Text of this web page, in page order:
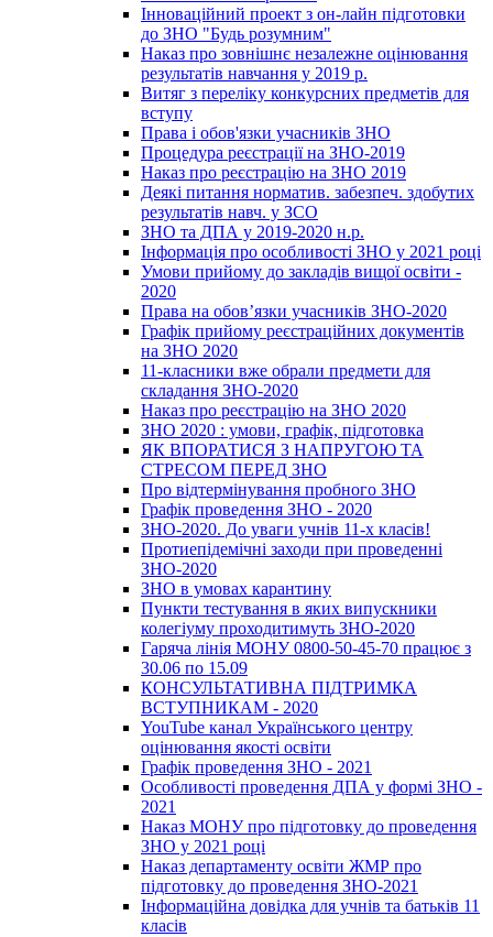
Інноваційний проект з он-лайн підготовки
до ЗНО "Будь розумним"
Наказ про зовнішнє незалежне оцінювання
результатів навчання у 2019 р.
Витяг з переліку конкурсних предметів для
вступу
Права і обов'язки учасників ЗНО
Процедура реєстрації на ЗНО-2019
Наказ про реєстрацію на ЗНО 2019
Деякі питання норматив. забезпеч. здобутих
результатів навч. у ЗСО
ЗНО та ДПА у 2019-2020 н.р.
Інформація про особливості ЗНО у 2021 році
Умови прийому до закладів вищої освіти -
2020
Права на обов’язки учасників ЗНО-2020
Графік прийому реєстраційних документів
на ЗНО 2020
11-класники вже обрали предмети для
складання ЗНО-2020
Наказ про реєстрацію на ЗНО 2020
ЗНО 2020 : умови, графік, підготовка
ЯК ВПОРАТИСЯ З НАПРУГОЮ ТА
СТРЕСОМ ПЕРЕД ЗНО
Про відтермінування пробного ЗНО
Графік проведення ЗНО - 2020
ЗНО-2020. До уваги учнів 11-х класів!
Протиепідемічні заходи при проведенні
ЗНО-2020
ЗНО в умовах карантину
Пункти тестування в яких випускники
колегіуму проходитимуть ЗНО-2020
Гаряча лінія МОНУ 0800-50-45-70 працює з
30.06 по 15.09
КОНСУЛЬТАТИВНА ПІДТРИМКА
ВСТУПНИКАМ - 2020
YouTube канал Українського центру
оцінювання якості освіти
Графік проведення ЗНО - 2021
Особливості проведення ДПА у формі ЗНО -
2021
Наказ МОНУ про підготовку до проведення
ЗНО у 2021 році
Наказ департаменту освіти ЖМР про
підготовку до проведення ЗНО-2021
Інформаційна довідка для учнів та батьків 11
класів